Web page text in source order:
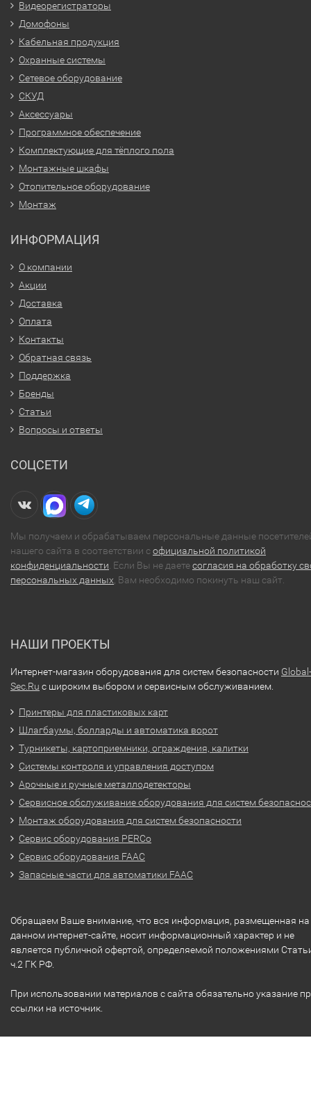
Видеорегистраторы
Домофоны
Кабельная продукция
Охранные системы
Сетевое оборудование
СКУД
Аксессуары
Программное обеспечение
Комплектующие для тёплого пола
Монтажные шкафы
Отопительное оборудование
Монтаж
ИНФОРМАЦИЯ
О компании
Акции
Доставка
Оплата
Контакты
Обратная связь
Поддержка
Бренды
Статьи
Вопросы и ответы
СОЦСЕТИ
Мы получаем и обрабатываем персональные данные
нашего сайта в соответствии софициальной политикой
конфиденциальности . Если Вы не даетесогласия на обработку
персональных данных , Вам необходимо покинуть наш сайт.
НАШИ ПРОЕКТЫ
Интернет-магазин оборудования для систем безопасности Global-
Sec.Ru с широким выбором и сервисным обслуживанием.
Принтеры для пластиковых карт
Шлагбаумы, болларды и автоматика ворот
Турникеты, картоприемники, ограждения, калитки
Системы контроля и управления доступом
Арочные и ручные металлодетекторы
Сервисное обслуживание оборудования для систем
Монтаж оборудования для систем безопасности
Сервис оборудования PERCo
Сервис оборудования FAAC
Запасные части для автоматики FAAC
Обращаем Ваше внимание, что вся информация, размещенная на
данном интернет-сайте, носит информационный характер и не
является публичной офертой, определяемой положениями
ч.2 ГК РФ.
При использовании материалов с сайта обязательно указание
ссылки на источник.